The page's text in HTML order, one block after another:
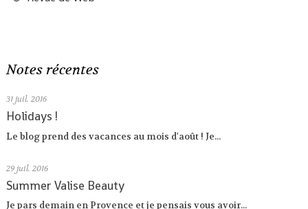
Notes récentes
31 juil. 2016
Holidays !
Le blog prend des vacances au mois d'août ! Je...
29 juil. 2016
Summer Valise Beauty
Je pars demain en Provence et je pensais vous avoir...